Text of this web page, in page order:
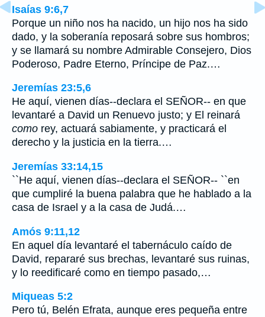
Isaías 9:6,7
Porque un niño nos ha nacido, un hijo nos ha sido
dado, y la soberanía reposará sobre sus hombros;
y se llamará su nombre Admirable Consejero, Dios
Poderoso, Padre Eterno, Príncipe de Paz.…
Jeremías 23:5,6
He aquí, vienen días--declara el SEÑOR-- en que
levantaré a David un Renuevo justo; y El reinará
como rey, actuará sabiamente, y practicará el
derecho y la justicia en la tierra.…
Jeremías 33:14,15
``He aquí, vienen días--declara el SEÑOR-- ``en
que cumpliré la buena palabra que he hablado a la
casa de Israel y a la casa de Judá.…
Amós 9:11,12
En aquel día levantaré el tabernáculo caído de
David, repararé sus brechas, levantaré sus ruinas,
y lo reedificaré como en tiempo pasado,…
Miqueas 5:2
Pero tú, Belén Efrata, aunque eres pequeña entre